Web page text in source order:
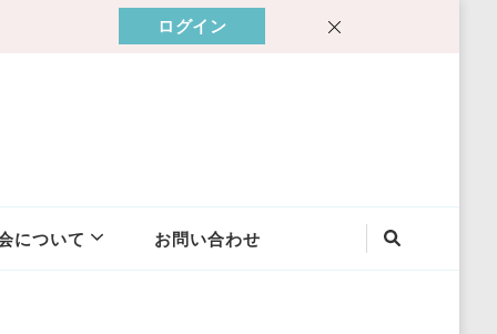
ログイン
について お問い合わせ